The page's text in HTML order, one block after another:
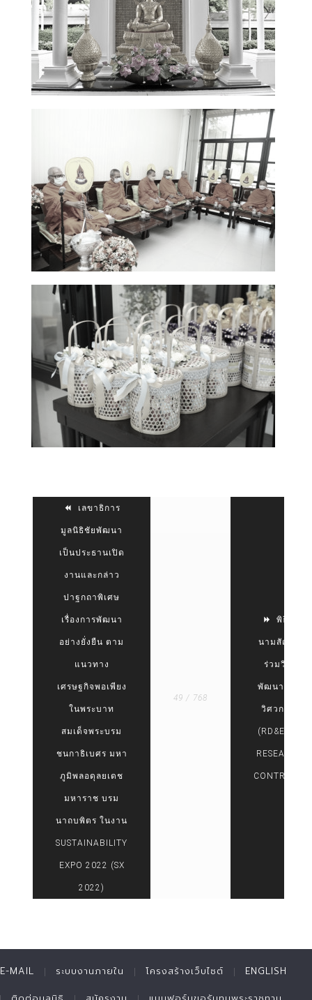
เลขาธิการ
มูลนิธิชัยพัฒนา
เป็นประธานเปิด
งานและกล่าว
ปาฐกถาพิเศษ
เรื่องการพัฒนา
อย่างยั่งยืน ตาม
แนวทาง
เศรษฐกิจพอเพียง
ในพระบาท
สมเด็จพระบรม
ชนกาธิเบศร มหา
ภูมิพลอดุลยเดช
มหาราช บรม
นาถบพิตร ในงาน
SUSTAINABILITY
EXPO 2022 (SX
2022)
49 / 768
พิธีลง
นามสัญญา
ร่วมวิจัย
พัฒนา และ
วิศวกรรม
(RD&E CO-
RESEARCH
CONTRACT)
E-MAIL ระบบงานภายใน โครงสร้างเว็บไซต์ ENGLISH